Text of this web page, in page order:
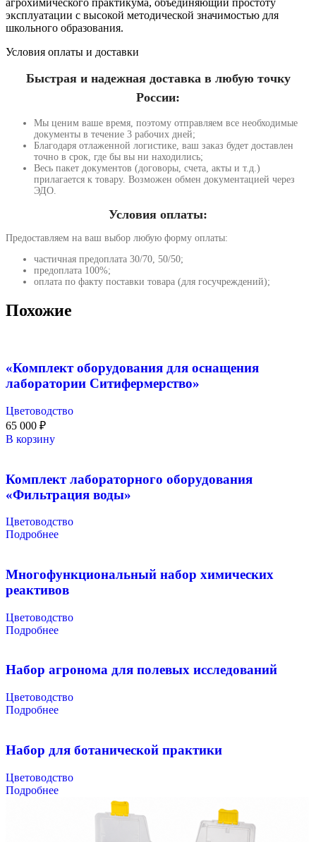
эксплуатации с высокой методической значимостью для
школьного образования.
Условия оплаты и доставки
Быстрая и надежная доставка в любую точку
России:
Мы ценим ваше время, поэтому отправляем все необходимые
документы в течение 3 рабочих дней;
Благодаря отлаженной логистике, ваш заказ будет доставлен
точно в срок, где бы вы ни находились;
Весь пакет документов (договоры, счета, акты и т.д.)
прилагается к товару. Возможен обмен документацией через
ЭДО.
Условия оплаты:
Предоставляем на ваш выбор любую форму оплаты:
частичная предоплата 30/70, 50/50;
предоплата 100%;
оплата по факту поставки товара (для госучреждений);
Похожие
«Комплект оборудования для оснащения
лаборатории Ситифермерство»
Цветоводство
65 000 ₽
В корзину
Комплект лабораторного оборудования
«Фильтрация воды»
Цветоводство
Подробнее
Многофункциональный набор химических
реактивов
Цветоводство
Подробнее
Набор агронома для полевых исследований
Цветоводство
Подробнее
Набор для ботанической практики
Цветоводство
Подробнее